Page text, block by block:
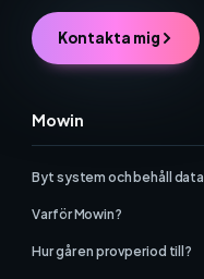
Mowin
Byt system och behåll data
Varför Mowin?
Hur går en provperiod till?
Kontakta mig